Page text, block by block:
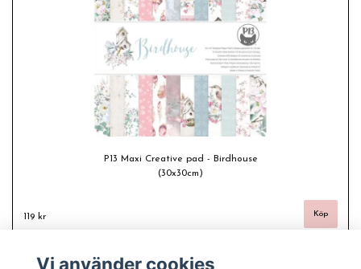
P13 Maxi Creative pad - Birdhouse
(30x30cm)
119 kr
Vi använder cookies